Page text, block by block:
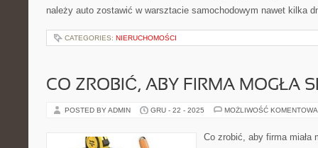
należy auto zostawić w warsztacie samochodowym nawet kilka
CATEGORIES: NIERUCHOMOŚCI
CO ZROBIĆ, ABY FIRMA MOGŁA
POSTED BY ADMIN GRU - 22 - 2025 MOŻLIWOŚĆ
Co zrobić, aby firma miała